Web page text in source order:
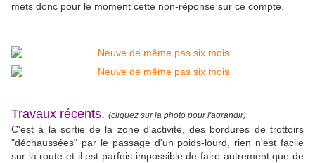
mets donc pour le moment cette non-réponse sur ce compte.
Travaux récents. (cliquez sur la photo pour l'agrandir)
C'est à la sortie de la zone d'activité, des bordures de trottoirs
"déchaussées" par le passage d'un poids-lourd, rien n'est facile
sur la route et il est parfois impossible de faire autrement que de